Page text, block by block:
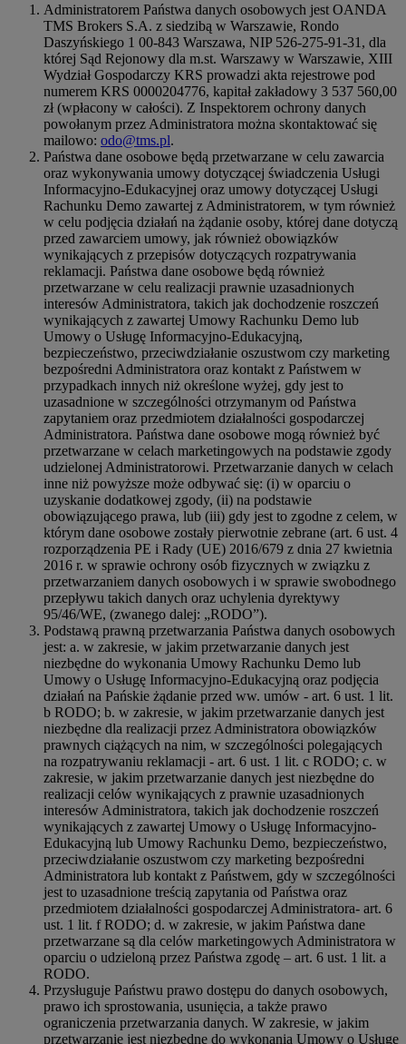
Administratorem Państwa danych osobowych jest OANDA
TMS Brokers S.A. z siedzibą w Warszawie, Rondo
Daszyńskiego 1 00-843 Warszawa, NIP 526-275-91-31, dla
której Sąd Rejonowy dla m.st. Warszawy w Warszawie, XIII
Wydział Gospodarczy KRS prowadzi akta rejestrowe pod
numerem KRS 0000204776, kapitał zakładowy 3 537 560,00
zł (wpłacony w całości). Z Inspektorem ochrony danych
powołanym przez Administratora można skontaktować się
mailowo: odo@tms.pl.
Państwa dane osobowe będą przetwarzane w celu zawarcia
oraz wykonywania umowy dotyczącej świadczenia Usługi
Informacyjno-Edukacyjnej oraz umowy dotyczącej Usługi
Rachunku Demo zawartej z Administratorem, w tym również
w celu podjęcia działań na żądanie osoby, której dane dotyczą
przed zawarciem umowy, jak również obowiązków
wynikających z przepisów dotyczących rozpatrywania
reklamacji. Państwa dane osobowe będą również
przetwarzane w celu realizacji prawnie uzasadnionych
interesów Administratora, takich jak dochodzenie roszczeń
wynikających z zawartej Umowy Rachunku Demo lub
Umowy o Usługę Informacyjno-Edukacyjną,
bezpieczeństwo, przeciwdziałanie oszustwom czy marketing
bezpośredni Administratora oraz kontakt z Państwem w
przypadkach innych niż określone wyżej, gdy jest to
uzasadnione w szczególności otrzymanym od Państwa
zapytaniem oraz przedmiotem działalności gospodarczej
Administratora. Państwa dane osobowe mogą również być
przetwarzane w celach marketingowych na podstawie zgody
udzielonej Administratorowi. Przetwarzanie danych w celach
inne niż powyższe może odbywać się: (i) w oparciu o
uzyskanie dodatkowej zgody, (ii) na podstawie
obowiązującego prawa, lub (iii) gdy jest to zgodne z celem, w
którym dane osobowe zostały pierwotnie zebrane (art. 6 ust. 4
rozporządzenia PE i Rady (UE) 2016/679 z dnia 27 kwietnia
2016 r. w sprawie ochrony osób fizycznych w związku z
przetwarzaniem danych osobowych i w sprawie swobodnego
przepływu takich danych oraz uchylenia dyrektywy
95/46/WE, (zwanego dalej: „RODO”).
Podstawą prawną przetwarzania Państwa danych osobowych
jest: a. w zakresie, w jakim przetwarzanie danych jest
niezbędne do wykonania Umowy Rachunku Demo lub
Umowy o Usługę Informacyjno-Edukacyjną oraz podjęcia
działań na Pańskie żądanie przed ww. umów - art. 6 ust. 1 lit.
b RODO; b. w zakresie, w jakim przetwarzanie danych jest
niezbędne dla realizacji przez Administratora obowiązków
prawnych ciążących na nim, w szczególności polegających
na rozpatrywaniu reklamacji - art. 6 ust. 1 lit. c RODO; c. w
zakresie, w jakim przetwarzanie danych jest niezbędne do
realizacji celów wynikających z prawnie uzasadnionych
interesów Administratora, takich jak dochodzenie roszczeń
wynikających z zawartej Umowy o Usługę Informacyjno-
Edukacyjną lub Umowy Rachunku Demo, bezpieczeństwo,
przeciwdziałanie oszustwom czy marketing bezpośredni
Administratora lub kontakt z Państwem, gdy w szczególności
jest to uzasadnione treścią zapytania od Państwa oraz
przedmiotem działalności gospodarczej Administratora- art. 6
ust. 1 lit. f RODO; d. w zakresie, w jakim Państwa dane
przetwarzane są dla celów marketingowych Administratora w
oparciu o udzieloną przez Państwa zgodę – art. 6 ust. 1 lit. a
RODO.
Przysługuje Państwu prawo dostępu do danych osobowych,
prawo ich sprostowania, usunięcia, a także prawo
ograniczenia przetwarzania danych. W zakresie, w jakim
przetwarzanie jest niezbędne do wykonania Umowy o Usługę